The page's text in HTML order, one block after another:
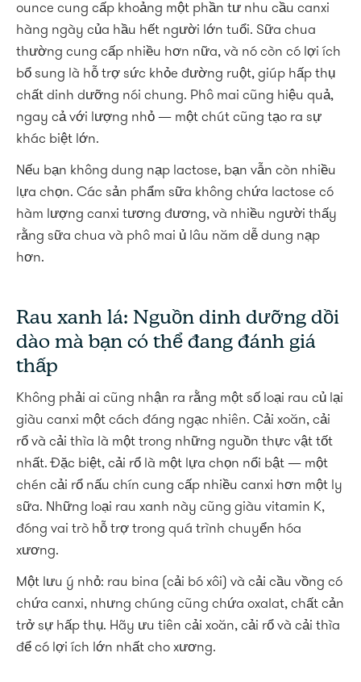
ounce cung cấp khoảng một phần tư nhu cầu canxi
hàng ngày của hầu hết người lớn tuổi. Sữa chua
thường cung cấp nhiều hơn nữa, và nó còn có lợi ích
bổ sung là hỗ trợ sức khỏe đường ruột, giúp hấp thụ
chất dinh dưỡng nói chung. Phô mai cũng hiệu quả,
ngay cả với lượng nhỏ — một chút cũng tạo ra sự
khác biệt lớn.
Nếu bạn không dung nạp lactose, bạn vẫn còn nhiều
lựa chọn. Các sản phẩm sữa không chứa lactose có
hàm lượng canxi tương đương, và nhiều người thấy
rằng sữa chua và phô mai ủ lâu năm dễ dung nạp
hơn.
Rau xanh lá: Nguồn dinh dưỡng dồi
dào mà bạn có thể đang đánh giá
thấp
Không phải ai cũng nhận ra rằng một số loại rau củ lại
giàu canxi một cách đáng ngạc nhiên. Cải xoăn, cải
rổ và cải thìa là một trong những nguồn thực vật tốt
nhất. Đặc biệt, cải rổ là một lựa chọn nổi bật — một
chén cải rổ nấu chín cung cấp nhiều canxi hơn một ly
sữa. Những loại rau xanh này cũng giàu vitamin K,
đóng vai trò hỗ trợ trong quá trình chuyển hóa
xương.
Một lưu ý nhỏ: rau bina (cải bó xôi) và cải cầu vồng có
chứa canxi, nhưng chúng cũng chứa oxalat, chất cản
trở sự hấp thụ. Hãy ưu tiên cải xoăn, cải rổ và cải thìa
để có lợi ích lớn nhất cho xương.